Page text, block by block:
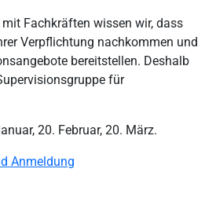
Fachkräften wissen wir, dass
Verpflichtung nachkommen und
bereitstellen. Deshalb
für
20. Februar, 20. März.
Anmeldung